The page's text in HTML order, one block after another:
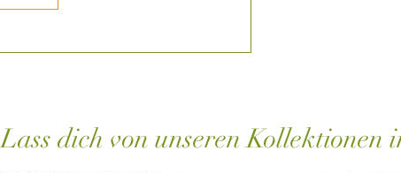
Lass dich von unseren Kollektionen